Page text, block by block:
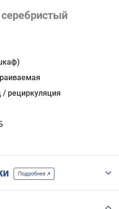
серебристый
/ рециркуляция
Подробнее